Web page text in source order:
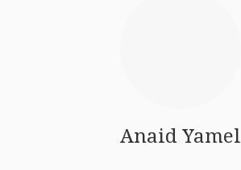
Anaid Yamel